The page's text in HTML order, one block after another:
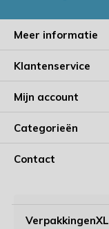
Meer informatie
Klantenservice
Mijn account
Categorieën
Contact
VerpakkingenXL